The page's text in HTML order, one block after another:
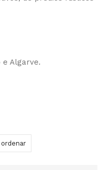
e Algarve.